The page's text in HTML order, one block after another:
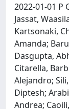
2022-01-01 P
Jassat,
Kartsonaki,
Amanda;
Dasgupta,
Citarella,
Alejandro;
Diptesh;
Andrea;